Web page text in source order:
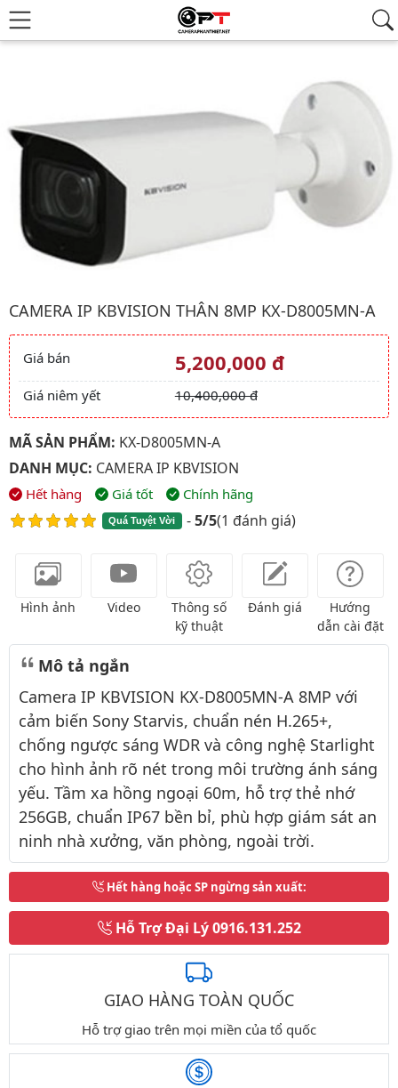
CAMERA IP KBVISION THÂN 8MP KX-D8005MN-A
Giá và khuyến mãi
Giá bán 5,200,000 đ
Giá niêm yết 10,400,000 đ
MÃ SẢN PHẨM: KX-D8005MN-A
DANH MỤC: CAMERA IP KBVISION
Hết hàng Giá tốt Chính hãng
Quá Tuyệt Vời -5/5(1 đánh giá)
Hình ảnh Video
Thông số
kỹ thuật
Đánh giá
Hướng
dẫn cài đặt
Mô tả ngắn
Camera IP KBVISION KX-D8005MN-A 8MP với
cảm biến Sony Starvis, chuẩn nén H.265+,
chống ngược sáng WDR và công nghệ Starlight
cho hình ảnh rõ nét trong môi trường ánh sáng
yếu. Tầm xa hồng ngoại 60m, hỗ trợ thẻ nhớ
256GB, chuẩn IP67 bền bỉ, phù hợp giám sát an
ninh nhà xưởng, văn phòng, ngoài trời.
Hết hàng hoặc SP ngừng sản xuất:
Hỗ Trợ Đại Lý0916.131.252
GIAO HÀNG TOÀN QUỐC
Hỗ trợ giao trên mọi miền của tổ quốc